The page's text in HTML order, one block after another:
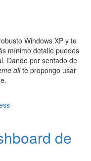
Windows XP y te
mínimo detalle puedes
Dando por sentado de
te propongo usar
de